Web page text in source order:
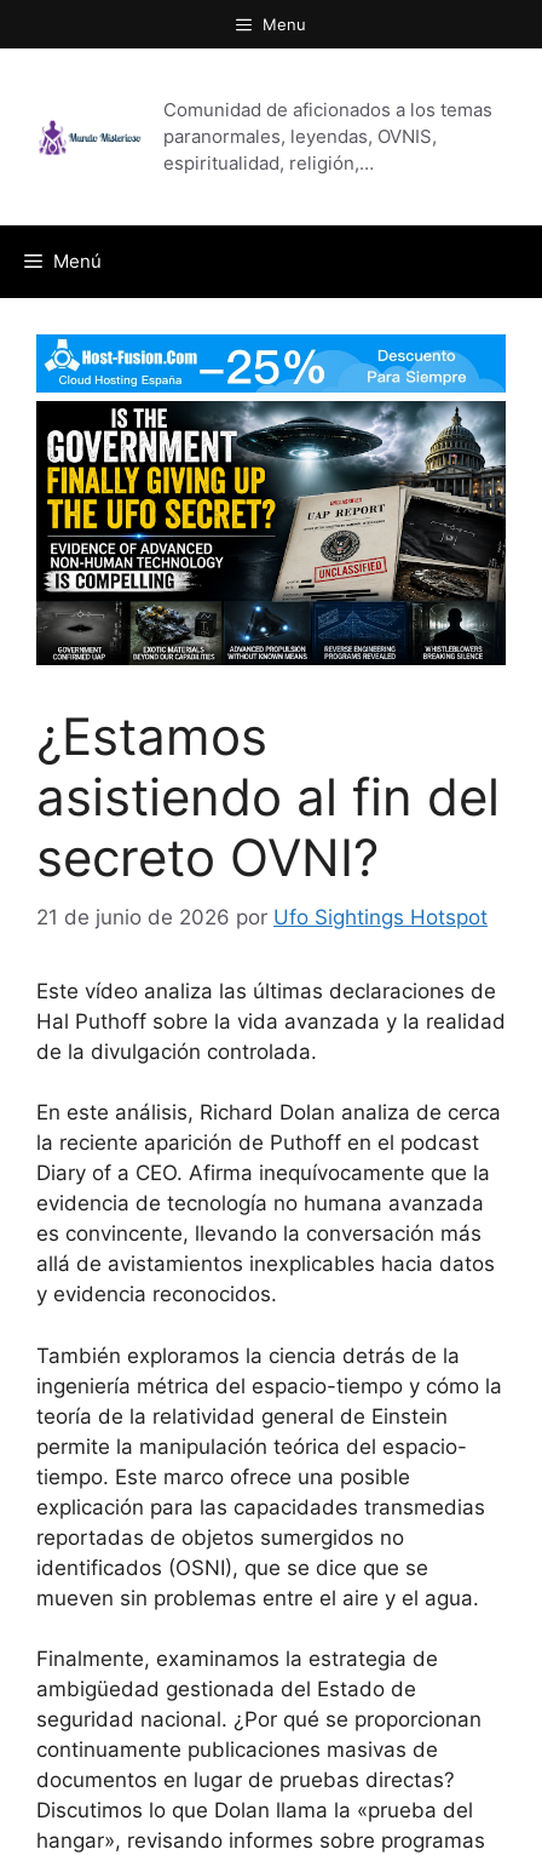
al
Menu
Comunidad de aficionados a los temas
paranormales, leyendas, OVNIS,
espiritualidad, religión,…
Menú
¿Estamos
asistiendo al fin del
secreto OVNI?
21 de junio de 2026 por Ufo Sightings Hotspot
Este vídeo analiza las últimas declaraciones de
Hal Puthoff sobre la vida avanzada y la realidad
de la divulgación controlada.
En este análisis, Richard Dolan analiza de cerca
la reciente aparición de Puthoff en el podcast
Diary of a CEO. Afirma inequívocamente que la
evidencia de tecnología no humana avanzada
es convincente, llevando la conversación más
allá de avistamientos inexplicables hacia datos
y evidencia reconocidos.
También exploramos la ciencia detrás de la
ingeniería métrica del espacio-tiempo y cómo la
teoría de la relatividad general de Einstein
permite la manipulación teórica del espacio-
tiempo. Este marco ofrece una posible
explicación para las capacidades transmedias
reportadas de objetos sumergidos no
identificados (OSNI), que se dice que se
mueven sin problemas entre el aire y el agua.
Finalmente, examinamos la estrategia de
ambigüedad gestionada del Estado de
seguridad nacional. ¿Por qué se proporcionan
continuamente publicaciones masivas de
documentos en lugar de pruebas directas?
Discutimos lo que Dolan llama la «prueba del
hangar», revisando informes sobre programas